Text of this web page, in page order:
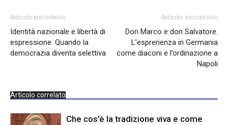
Articolo precedente
Identità nazionale e libertà di
espressione. Quando la
democrazia diventa selettiva
Articolo successivo
Don Marco e don Salvatore.
L’esprerienza in Germania
come diaconi e l’ordinazione a
Napoli
Articolo correlato
Che cos’è la tradizione viva e come